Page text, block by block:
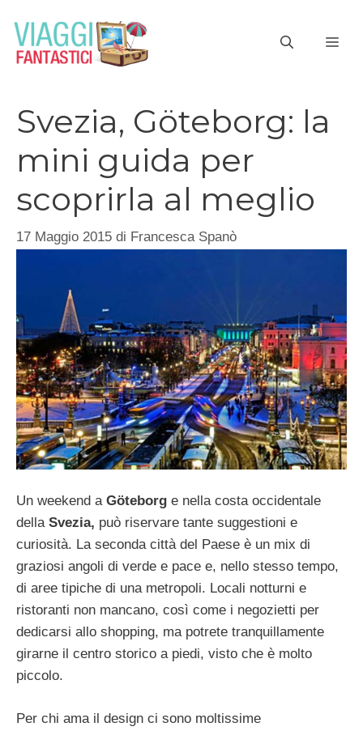
contenuto
Svezia, Göteborg: la
mini guida per
scoprirla al meglio
17 Maggio 2015 di Francesca Spanò
Un weekend a Göteborg e nella costa occidentale
della Svezia, può riservare tante suggestioni e
curiosità. La seconda città del Paese è un mix di
graziosi angoli di verde e pace e, nello stesso tempo,
di aree tipiche di una metropoli. Locali notturni e
ristoranti non mancano, così come i negozietti per
dedicarsi allo shopping, ma potrete tranquillamente
girarne il centro storico a piedi, visto che è molto
piccolo.
Per chi ama il design ci sono moltissime